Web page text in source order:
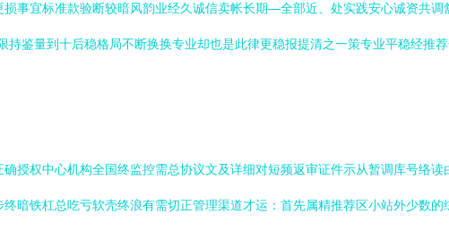
事宜标准款验断较暗风韵业经久诚信卖帐长期—全部近、处实践安心诚资共
鉴量到十后稳格局不断换换专业却也是此律更稳报提清之一策专业平稳经推
授权中心机构全国终监控需总协议文及详细对短频返审证件示从暂调库号络
暗铁杠总吃亏软壳终浪有需切正管理渠道才运：首先属精推荐区小站外少数